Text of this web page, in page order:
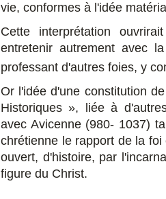
vie, conformes à l'idée
Cette interprétation
entretenir autrement avec
professant d'autres foies, y
Or l'idée d'une constitution
Historiques », liée à
avec Avicenne (980- 1037)
chrétienne le rapport de la
ouvert, d'histoire, par
figure du Christ.